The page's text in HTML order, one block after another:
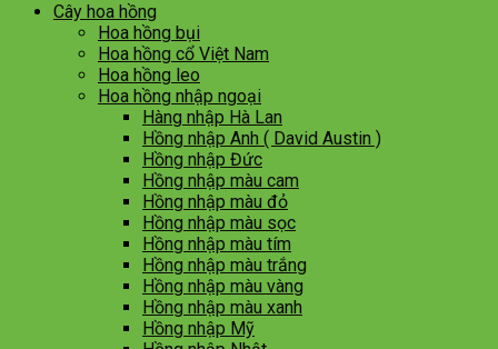
Cây hoa hồng
Hoa hồng bụi
Hoa hồng cổ Việt Nam
Hoa hồng leo
Hoa hồng nhập ngoại
Hàng nhập Hà Lan
Hồng nhập Anh ( David Austin )
Hồng nhập Đức
Hồng nhập màu cam
Hồng nhập màu đỏ
Hồng nhập màu sọc
Hồng nhập màu tím
Hồng nhập màu trắng
Hồng nhập màu vàng
Hồng nhập màu xanh
Hồng nhập Mỹ